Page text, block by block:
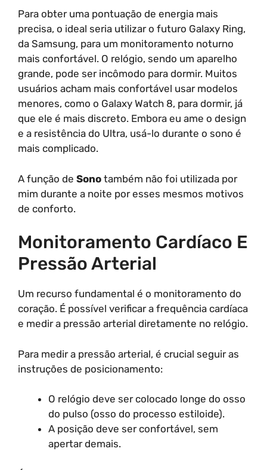
Para obter uma pontuação de energia mais
precisa, o ideal seria utilizar o futuro Galaxy Ring,
da Samsung, para um monitoramento noturno
mais confortável. O relógio, sendo um aparelho
grande, pode ser incômodo para dormir. Muitos
usuários acham mais confortável usar modelos
menores, como o Galaxy Watch 8, para dormir, já
que ele é mais discreto. Embora eu ame o design
e a resistência do Ultra, usá-lo durante o sono é
mais complicado.
A função de Sono também não foi utilizada por
mim durante a noite por esses mesmos motivos
de conforto.
Monitoramento Cardíaco E
Pressão Arterial
Um recurso fundamental é o monitoramento do
coração. É possível verificar a frequência cardíaca
e medir a pressão arterial diretamente no relógio.
Para medir a pressão arterial, é crucial seguir as
instruções de posicionamento:
O relógio deve ser colocado longe do osso
do pulso (osso do processo estiloide).
A posição deve ser confortável, sem
apertar demais.